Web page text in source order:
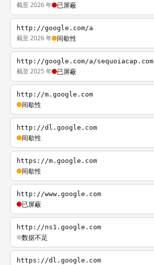
截至 2026 年 已屏蔽
http://google.com/a
截至 2026 年 间歇性
http://google.com/a/sequoiacap.com
截至 2025 年 已屏蔽
http://m.google.com
间歇性
http://dl.google.com
间歇性
https://m.google.com
间歇性
http://www.google.com
已屏蔽
http://ns1.google.com
数据不足
https://dl.google.com